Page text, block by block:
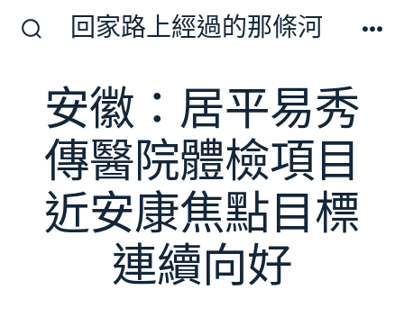
切
換
開
回家路上經過的那條河
安徽：居平易秀
傳醫院體檢項目
近安康焦點目標
連續向好